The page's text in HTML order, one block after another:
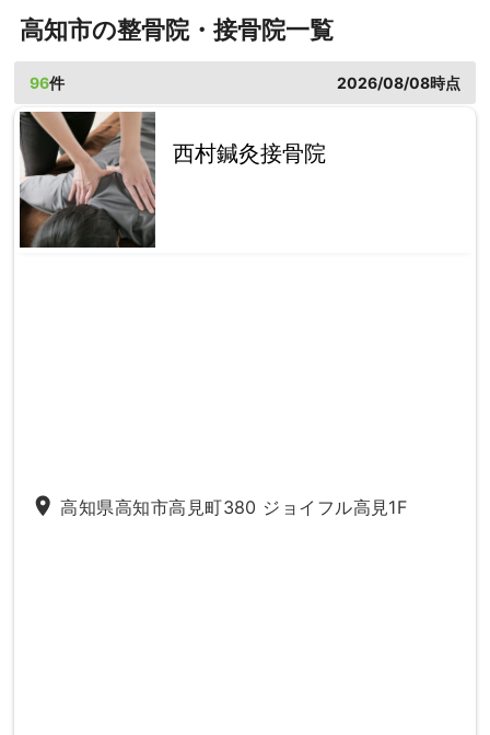
高知市の整骨院・接骨院一覧
96件 2026/08/08時点
西村鍼灸接骨院
place 高知県高知市高見町380 ジョイフル高見1F